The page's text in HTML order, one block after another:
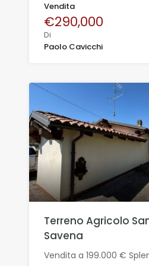
Vendita
€290,000
Di
Paolo Cavicchi
Terreno Agricolo
Savena
Vendita a 199.000 €